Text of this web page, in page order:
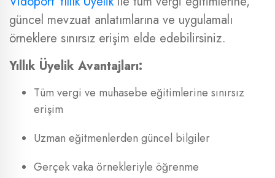
güncel mevzuat anlatımlarına ve uygulamalı
örneklere sınırsız erişim elde edebilirsiniz.
Yıllık Üyelik Avantajları:
Tüm vergi ve muhasebe eğitimlerine sınırsız
erişim
Uzman eğitmenlerden güncel bilgiler
Gerçek vaka örnekleriyle öğrenme